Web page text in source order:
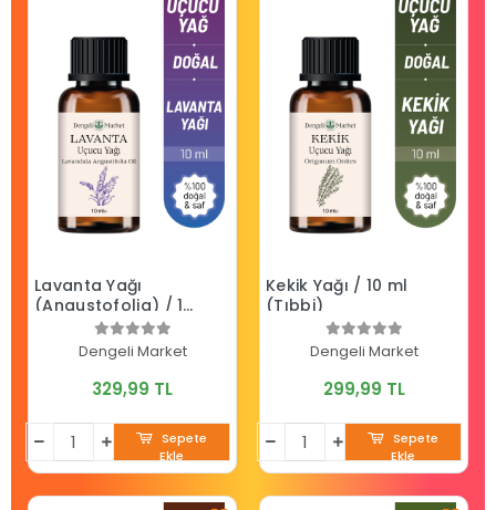
Lavanta Yağı
(Angustofolia) / 10
ml (Tıbbi)
Dengeli Market
329,99 TL
Sepete
Ekle
Kekik Yağı / 10 ml
(Tıbbi)
Dengeli Market
299,99 TL
Sepete
Ekle